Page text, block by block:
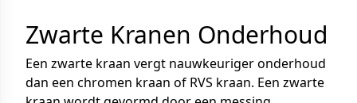
Zwarte Kranen Onderhoud
Een zwarte kraan vergt nauwkeuriger onderhoud
dan een chromen kraan of RVS kraan. Een zwarte